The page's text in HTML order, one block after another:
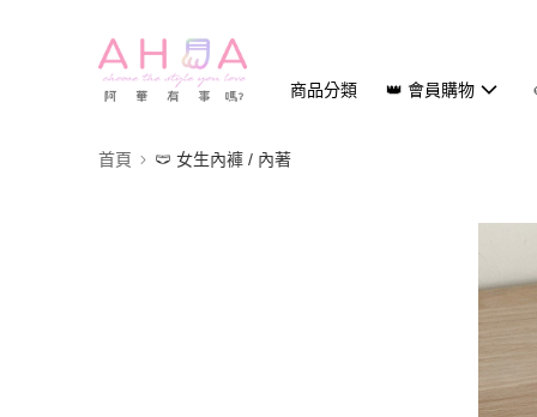
商品分類 👑 會員購物
首頁 🩲 女生內褲 / 內著